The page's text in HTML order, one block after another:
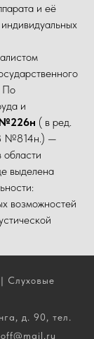
и её
По
и
№226н ( в ред.
№814н.) —
выделена
возможностей
Слуховые
д. 90, тел.